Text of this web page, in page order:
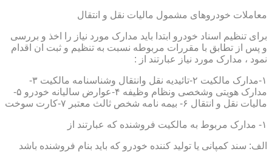
معاملات خودروهای مشمول مالیات نقل و انتقال
برای تنظیم اسناد خودرو ابتدا باید مدارک مورد نیاز را اخذ و بررسی
و پس از تطابق با مقررات مربوطه نسبت به تنظیم و ثبت ان اقدام
نمود ، مدارک مورد نیاز عبارتند از :
۱-مدارک مالکیت ۲-تائیدیه نقل وانتقال وشناسنامه مالکیت ۳-
مدارک هویتی وشخصی ونظام وظیفه ۴-عوارض سالیانه خودرو ۵-
مالیات نقل و انتقال ۶- بیمه نامه شخص ثالث معتبر ۷-کارت سوخت
۱- مدارک مربوط به مالکیت فروشنده که عبارتند از
الف: سند کمپانی یا تولید کننده خودرو که باید بنام فروشنده باشد